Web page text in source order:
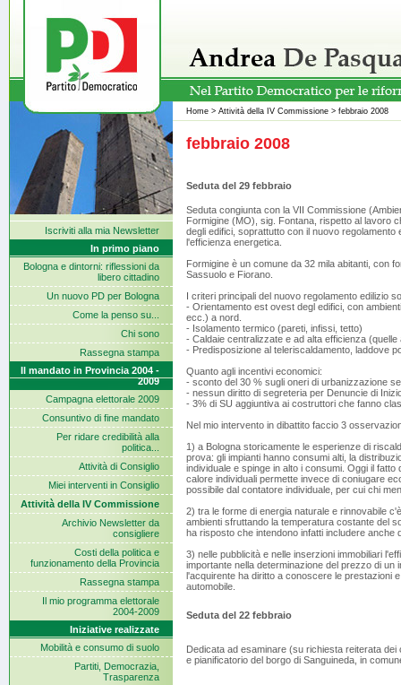
Iscriviti alla mia Newsletter
In primo piano
Bologna e dintorni: riflessioni da
libero cittadino
Un nuovo PD per Bologna
Come la penso su...
Chi sono
Rassegna stampa
Il mandato in Provincia 2004 -
2009
Campagna elettorale 2009
Consuntivo di fine mandato
Per ridare credibilità alla
politica...
Attività di Consiglio
Miei interventi in Consiglio
Attività della IV Commissione
Archivio Newsletter da
consigliere
Costi della politica e
funzionamento della Provincia
Rassegna stampa
Il mio programma elettorale
2004-2009
Iniziative realizzate
Mobilità e consumo di suolo
Partiti, Democrazia,
Trasparenza
Home > Attività della IV Commissione > febbraio 2008
febbraio 2008
Seduta del 29 febbraio
Seduta congiunta con la VII Commissione
Formigine (MO), sig. Fontana, rispetto al lavoro
degli edifici, soprattutto con il nuovo
l'efficienza energetica.
Formigine è un comune da 32 mila abitanti, con
Sassuolo e Fiorano.
I criteri principali del nuovo regolamento edilizio
- Orientamento est ovest degl edifici, con
ecc.) a nord.
- Isolamento termico (pareti, infissi, tetto)
- Caldaie centralizzate e ad alta efficienza
- Predisposizione al teleriscaldamento, laddove
Quanto agli incentivi economici:
- sconto del 30 % sugli oneri di urbanizzazione
- nessun diritto di segreteria per Denuncie di
- 3% di SU aggiuntiva ai costruttori che fanno
Nel mio intervento in dibattito faccio 3
1) a Bologna storicamente le esperienze di
prova: gli impianti hanno consumi alti, la
individuale e spinge in alto i consumi. Oggi il
calore individuali permette invece di coniugare
possibile dal contatore individuale, per cui chi
2) tra le forme di energia naturale e rinnovabile
ambienti sfruttando la temperatura costante del
ha risposto che intendono infatti includere anche
3) nelle pubblicità e nelle inserzioni immobiliari
importante nella determinazione del prezzo di
l'acquirente ha diritto a conoscere le prestazioni
automobile.
Seduta del 22 febbraio
Dedicata ad esaminare (su richiesta reiterata dei
e pianificatorio del borgo di Sanguineda, in